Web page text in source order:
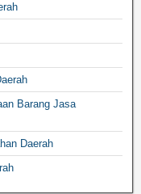
Barang Jasa
Daerah